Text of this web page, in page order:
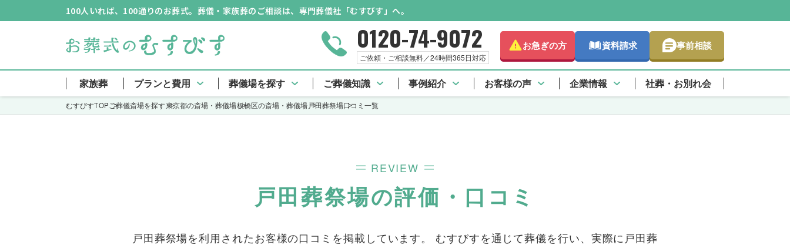
100人いれば、100通りのお葬式。葬儀・家族葬のご相談は、専門葬儀社「むすびす」へ。
0120-74-9072
ご依頼・ご相談無料／24時間365日対応
お急ぎの方 資料請求 事前相談
家族葬 プランと費用 葬儀場を探す ご葬儀知識 事例紹介 お客様の声 企業情報 社葬・お別れ会
むすびすTOPご葬儀斎場を探す東京都の斎場・葬儀場板橋区の斎場・葬儀場戸田葬祭場口コミ一覧
REVIEW
戸田葬祭場の評価・口コミ
戸田葬祭場を利用されたお客様の口コミを掲載しています。 むすびすを通じて葬儀を行い、実際に戸田葬
戸田葬祭場 TOP 施設料金 口コミ一覧 アクセス情報
さらに詳しく